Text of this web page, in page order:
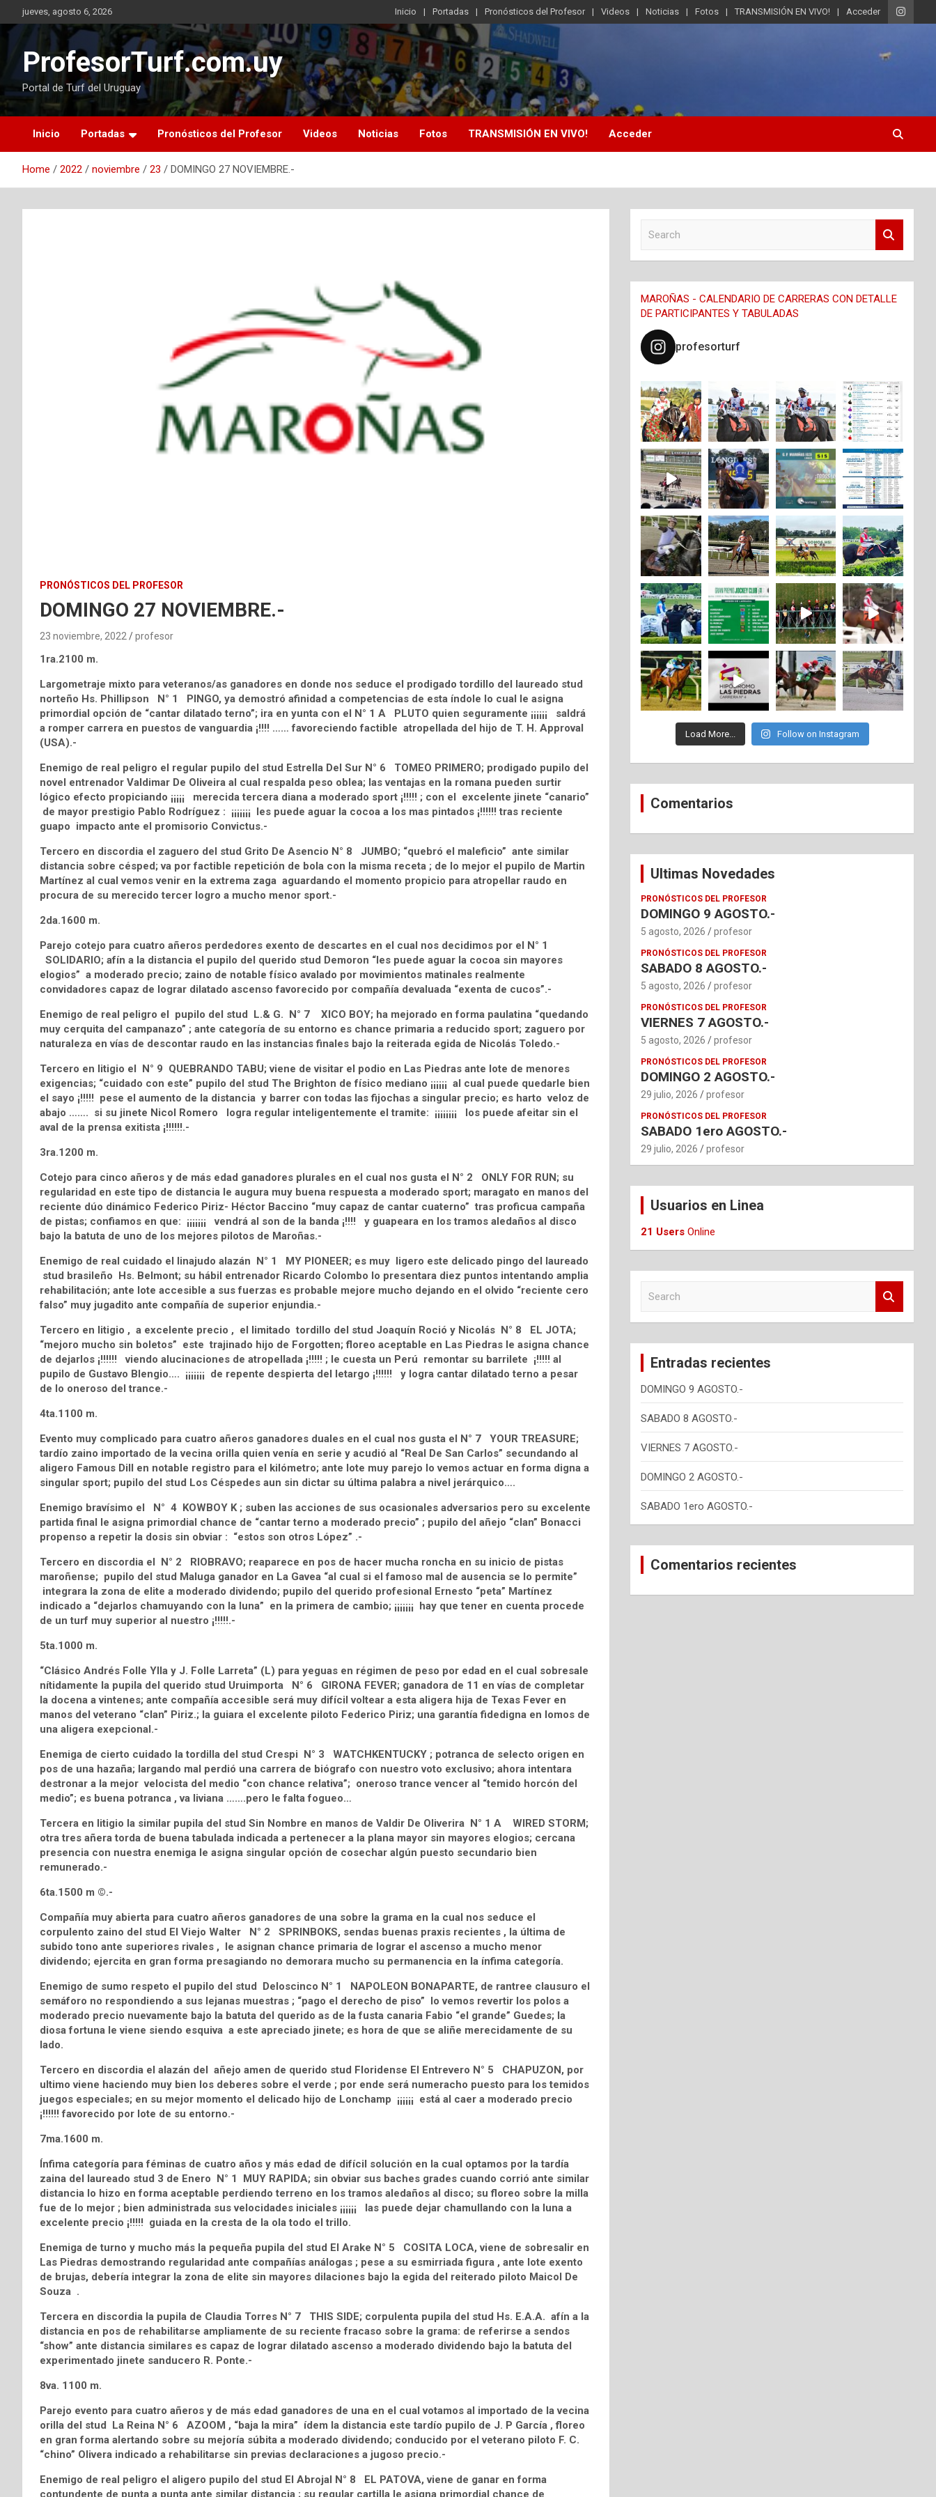
to
content
jueves, agosto 6, 2026 Inicio Portadas Pronósticos del Profesor Videos Noticias Fotos TRANSMISIÓN EN VIVO! Acceder
ProfesorTurf.com.uy
Portal de Turf del Uruguay
Inicio Portadas Pronósticos del Profesor Videos Noticias Fotos TRANSMISIÓN EN VIVO! Acceder
Home 2022 noviembre 23 DOMINGO 27 NOVIEMBRE.-
PRONÓSTICOS DEL PROFESOR
DOMINGO 27 NOVIEMBRE.-
23 noviembre, 2022 profesor
1ra.2100 m.
Largometraje mixto para veteranos/as ganadores en donde nos seduce el prodigado tordillo del laureado stud
norteño Hs. Phillipson N° 1 PINGO, ya demostró afinidad a competencias de esta índole lo cual le asigna
primordial opción de “cantar dilatado terno”; ira en yunta con el N° 1 A PLUTO quien seguramente ¡¡¡¡¡¡ saldrá
a romper carrera en puestos de vanguardia ¡!!!! …… favoreciendo factible atropellada del hijo de T. H. Approval
(USA).-
Enemigo de real peligro el regular pupilo del stud Estrella Del Sur N° 6 TOMEO PRIMERO; prodigado pupilo del
novel entrenador Valdimar De Oliveira al cual respalda peso oblea; las ventajas en la romana pueden surtir
lógico efecto propiciando ¡¡¡¡¡ merecida tercera diana a moderado sport ¡!!!!! ; con el excelente jinete “canario”
de mayor prestigio Pablo Rodríguez : ¡¡¡¡¡¡¡ les puede aguar la cocoa a los mas pintados ¡!!!!!! tras reciente
guapo impacto ante el promisorio Convictus.-
Tercero en discordia el zaguero del stud Grito De Asencio N° 8 JUMBO; “quebró el maleficio” ante similar
distancia sobre césped; va por factible repetición de bola con la misma receta ; de lo mejor el pupilo de Martin
Martínez al cual vemos venir en la extrema zaga aguardando el momento propicio para atropellar raudo en
procura de su merecido tercer logro a mucho menor sport.-
2da.1600 m.
Parejo cotejo para cuatro añeros perdedores exento de descartes en el cual nos decidimos por el N° 1
SOLIDARIO; afín a la distancia el pupilo del querido stud Demoron “les puede aguar la cocoa sin mayores
elogios” a moderado precio; zaino de notable físico avalado por movimientos matinales realmente
convidadores capaz de lograr dilatado ascenso favorecido por compañía devaluada “exenta de cucos”.-
Enemigo de real peligro el pupilo del stud L.& G. N° 7 XICO BOY; ha mejorado en forma paulatina “quedando
muy cerquita del campanazo” ; ante categoría de su entorno es chance primaria a reducido sport; zaguero por
naturaleza en vías de descontar raudo en las instancias finales bajo la reiterada egida de Nicolás Toledo.-
Tercero en litigio el N° 9 QUEBRANDO TABU; viene de visitar el podio en Las Piedras ante lote de menores
exigencias; “cuidado con este” pupilo del stud The Brighton de físico mediano ¡¡¡¡¡¡ al cual puede quedarle bien
el sayo ¡!!!!! pese el aumento de la distancia y barrer con todas las fijochas a singular precio; es harto veloz de
abajo ……. si su jinete Nicol Romero logra regular inteligentemente el tramite: ¡¡¡¡¡¡¡¡ los puede afeitar sin el
aval de la prensa exitista ¡!!!!!!.-
3ra.1200 m.
Cotejo para cinco añeros y de más edad ganadores plurales en el cual nos gusta el N° 2 ONLY FOR RUN; su
regularidad en este tipo de distancia le augura muy buena respuesta a moderado sport; maragato en manos del
reciente dúo dinámico Federico Piriz- Héctor Baccino “muy capaz de cantar cuaterno” tras proficua campaña
de pistas; confiamos en que: ¡¡¡¡¡¡¡ vendrá al son de la banda ¡!!!! y guapeara en los tramos aledaños al disco
bajo la batuta de uno de los mejores pilotos de Maroñas.-
Enemigo de real cuidado el linajudo alazán N° 1 MY PIONEER; es muy ligero este delicado pingo del laureado
stud brasileño Hs. Belmont; su hábil entrenador Ricardo Colombo lo presentara diez puntos intentando amplia
rehabilitación; ante lote accesible a sus fuerzas es probable mejore mucho dejando en el olvido “reciente cero
falso” muy jugadito ante compañía de superior enjundia.-
Tercero en litigio , a excelente precio , el limitado tordillo del stud Joaquín Roció y Nicolás N° 8 EL JOTA;
“mejoro mucho sin boletos” este trajinado hijo de Forgotten; floreo aceptable en Las Piedras le asigna chance
de dejarlos ¡!!!!!! viendo alucinaciones de atropellada ¡!!!!! ; le cuesta un Perú remontar su barrilete ¡!!!!! al
pupilo de Gustavo Blengio…. ¡¡¡¡¡¡¡ de repente despierta del letargo ¡!!!!!! y logra cantar dilatado terno a pesar
de lo oneroso del trance.-
4ta.1100 m.
Evento muy complicado para cuatro añeros ganadores duales en el cual nos gusta el N° 7 YOUR TREASURE;
tardío zaino importado de la vecina orilla quien venía en serie y acudió al “Real De San Carlos” secundando al
aligero Famous Dill en notable registro para el kilómetro; ante lote muy parejo lo vemos actuar en forma digna a
singular sport; pupilo del stud Los Céspedes aun sin dictar su última palabra a nivel jerárquico….
Enemigo bravísimo el N° 4 KOWBOY K ; suben las acciones de sus ocasionales adversarios pero su excelente
partida final le asigna primordial chance de “cantar terno a moderado precio” ; pupilo del añejo “clan” Bonacci
propenso a repetir la dosis sin obviar : “estos son otros López” .-
Tercero en discordia el N° 2 RIOBRAVO; reaparece en pos de hacer mucha roncha en su inicio de pistas
maroñense; pupilo del stud Maluga ganador en La Gavea “al cual si el famoso mal de ausencia se lo permite”
integrara la zona de elite a moderado dividendo; pupilo del querido profesional Ernesto “peta” Martínez
indicado a “dejarlos chamuyando con la luna” en la primera de cambio; ¡¡¡¡¡¡¡ hay que tener en cuenta procede
de un turf muy superior al nuestro ¡!!!!!.-
5ta.1000 m.
“Clásico Andrés Folle Ylla y J. Folle Larreta” (L) para yeguas en régimen de peso por edad en el cual sobresale
nítidamente la pupila del querido stud Uruimporta N° 6 GIRONA FEVER; ganadora de 11 en vías de completar
la docena a vintenes; ante compañía accesible será muy difícil voltear a esta aligera hija de Texas Fever en
manos del veterano “clan” Piriz.; la guiara el excelente piloto Federico Piriz; una garantía fidedigna en lomos de
una aligera exepcional.-
Enemiga de cierto cuidado la tordilla del stud Crespi N° 3 WATCHKENTUCKY ; potranca de selecto origen en
pos de una hazaña; largando mal perdió una carrera de biógrafo con nuestro voto exclusivo; ahora intentara
destronar a la mejor velocista del medio “con chance relativa”; oneroso trance vencer al “temido horcón del
medio”; es buena potranca , va liviana …….pero le falta fogueo…
Tercera en litigio la similar pupila del stud Sin Nombre en manos de Valdir De Oliverira N° 1 A WIRED STORM;
otra tres añera torda de buena tabulada indicada a pertenecer a la plana mayor sin mayores elogios; cercana
presencia con nuestra enemiga le asigna singular opción de cosechar algún puesto secundario bien
remunerado.-
6ta.1500 m ©.-
Compañía muy abierta para cuatro añeros ganadores de una sobre la grama en la cual nos seduce el
corpulento zaino del stud El Viejo Walter N° 2 SPRINBOKS, sendas buenas praxis recientes , la última de
subido tono ante superiores rivales , le asignan chance primaria de lograr el ascenso a mucho menor
dividendo; ejercita en gran forma presagiando no demorara mucho su permanencia en la ínfima categoría.
Enemigo de sumo respeto el pupilo del stud Deloscinco N° 1 NAPOLEON BONAPARTE, de rantree clausuro el
semáforo no respondiendo a sus lejanas muestras ; “pago el derecho de piso” lo vemos revertir los polos a
moderado precio nuevamente bajo la batuta del querido as de la fusta canaria Fabio “el grande” Guedes; la
diosa fortuna le viene siendo esquiva a este apreciado jinete; es hora de que se aliñe merecidamente de su
lado.
Tercero en discordia el alazán del añejo amen de querido stud Floridense El Entrevero N° 5 CHAPUZON, por
ultimo viene haciendo muy bien los deberes sobre el verde ; por ende será numeracho puesto para los temidos
juegos especiales; en su mejor momento el delicado hijo de Lonchamp ¡¡¡¡¡¡ está al caer a moderado precio
¡!!!!!! favorecido por lote de su entorno.-
7ma.1600 m.
Ínfima categoría para féminas de cuatro años y más edad de difícil solución en la cual optamos por la tardía
zaina del laureado stud 3 de Enero N° 1 MUY RAPIDA; sin obviar sus baches grades cuando corrió ante similar
distancia lo hizo en forma aceptable perdiendo terreno en los tramos aledaños al disco; su floreo sobre la milla
fue de lo mejor ; bien administrada sus velocidades iniciales ¡¡¡¡¡¡ las puede dejar chamullando con la luna a
excelente precio ¡!!!!! guiada en la cresta de la ola todo el trillo.
Enemiga de turno y mucho más la pequeña pupila del stud El Arake N° 5 COSITA LOCA, viene de sobresalir en
Las Piedras demostrando regularidad ante compañías análogas ; pese a su esmirriada figura , ante lote exento
de brujas, debería integrar la zona de elite sin mayores dilaciones bajo la egida del reiterado piloto Maicol De
Souza .
Tercera en discordia la pupila de Claudia Torres N° 7 THIS SIDE; corpulenta pupila del stud Hs. E.A.A. afín a la
distancia en pos de rehabilitarse ampliamente de su reciente fracaso sobre la grama: de referirse a sendos
“show” ante distancia similares es capaz de lograr dilatado ascenso a moderado dividendo bajo la batuta del
experimentado jinete sanducero R. Ponte.-
8va. 1100 m.
Parejo evento para cuatro añeros y de más edad ganadores de una en el cual votamos al importado de la vecina
orilla del stud La Reina N° 6 AZOOM , “baja la mira” ídem la distancia este tardío pupilo de J. P García , floreo
en gran forma alertando sobre su mejoría súbita a moderado dividendo; conducido por el veterano piloto F. C.
“chino” Olivera indicado a rehabilitarse sin previas declaraciones a jugoso precio.-
Enemigo de real peligro el aligero pupilo del stud El Abrojal N° 8 EL PATOVA, viene de ganar en forma
contundente de punta a punta ante similar distancia ; su regular cartilla le asigna primordial chance de
c
h
MAROÑAS - CALENDARIO DE CARRERAS CON DETALLE
DE PARTICIPANTES Y TABULADAS
profesorturf
Load More... Follow on Instagram
Comentarios
Ultimas Novedades
PRONÓSTICOS DEL PROFESOR
DOMINGO 9 AGOSTO.-
5 agosto, 2026 profesor
PRONÓSTICOS DEL PROFESOR
SABADO 8 AGOSTO.-
5 agosto, 2026 profesor
PRONÓSTICOS DEL PROFESOR
VIERNES 7 AGOSTO.-
5 agosto, 2026 profesor
PRONÓSTICOS DEL PROFESOR
DOMINGO 2 AGOSTO.-
29 julio, 2026 profesor
PRONÓSTICOS DEL PROFESOR
SABADO 1ero AGOSTO.-
29 julio, 2026 profesor
Usuarios en Linea
21 Users Online
c
Entradas recientes
DOMINGO 9 AGOSTO.-
SABADO 8 AGOSTO.-
VIERNES 7 AGOSTO.-
DOMINGO 2 AGOSTO.-
SABADO 1ero AGOSTO.-
Comentarios recientes